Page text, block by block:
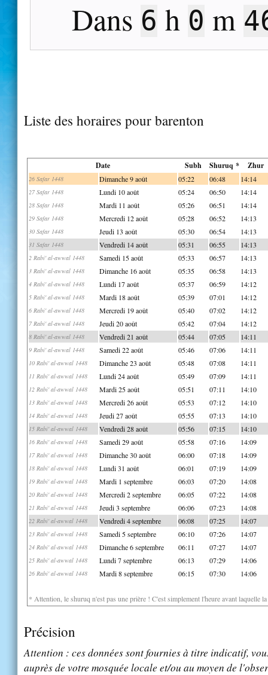
Dans 6 h 0 m
Liste des horaires pour barenton
Date Subh Shuruq * Zhur
26 Safar 1448 Dimanche 9 août 05:22 06:48 14:14
27 Safar 1448 Lundi 10 août 05:24 06:50 14:14
28 Safar 1448 Mardi 11 août 05:26 06:51 14:14
29 Safar 1448 Mercredi 12 août 05:28 06:52 14:13
30 Safar 1448 Jeudi 13 août 05:30 06:54 14:13
31 Safar 1448 Vendredi 14 août 05:31 06:55 14:13
2 Rabi' al-awwal 1448 Samedi 15 août 05:33 06:57 14:13
3 Rabi' al-awwal 1448 Dimanche 16 août 05:35 06:58 14:13
4 Rabi' al-awwal 1448 Lundi 17 août 05:37 06:59 14:12
5 Rabi' al-awwal 1448 Mardi 18 août 05:39 07:01 14:12
6 Rabi' al-awwal 1448 Mercredi 19 août 05:40 07:02 14:12
7 Rabi' al-awwal 1448 Jeudi 20 août 05:42 07:04 14:12
8 Rabi' al-awwal 1448 Vendredi 21 août 05:44 07:05 14:11
9 Rabi' al-awwal 1448 Samedi 22 août 05:46 07:06 14:11
10 Rabi' al-awwal 1448 Dimanche 23 août 05:48 07:08 14:11
11 Rabi' al-awwal 1448 Lundi 24 août 05:49 07:09 14:11
12 Rabi' al-awwal 1448 Mardi 25 août 05:51 07:11 14:10
13 Rabi' al-awwal 1448 Mercredi 26 août 05:53 07:12 14:10
14 Rabi' al-awwal 1448 Jeudi 27 août 05:55 07:13 14:10
15 Rabi' al-awwal 1448 Vendredi 28 août 05:56 07:15 14:10
16 Rabi' al-awwal 1448 Samedi 29 août 05:58 07:16 14:09
17 Rabi' al-awwal 1448 Dimanche 30 août 06:00 07:18 14:09
18 Rabi' al-awwal 1448 Lundi 31 août 06:01 07:19 14:09
19 Rabi' al-awwal 1448 Mardi 1 septembre 06:03 07:20 14:08
20 Rabi' al-awwal 1448 Mercredi 2 septembre 06:05 07:22 14:08
21 Rabi' al-awwal 1448 Jeudi 3 septembre 06:06 07:23 14:08
22 Rabi' al-awwal 1448 Vendredi 4 septembre 06:08 07:25 14:07
23 Rabi' al-awwal 1448 Samedi 5 septembre 06:10 07:26 14:07
24 Rabi' al-awwal 1448 Dimanche 6 septembre 06:11 07:27 14:07
25 Rabi' al-awwal 1448 Lundi 7 septembre 06:13 07:29 14:06
26 Rabi' al-awwal 1448 Mardi 8 septembre 06:15 07:30 14:06
* Attention, le shuruq n'est pas une prière ! C'est simplement l'heure avant laquelle
Précision
Attention : ces données sont fournies à titre indicatif,
auprès de votre mosquée locale et/ou au moyen de